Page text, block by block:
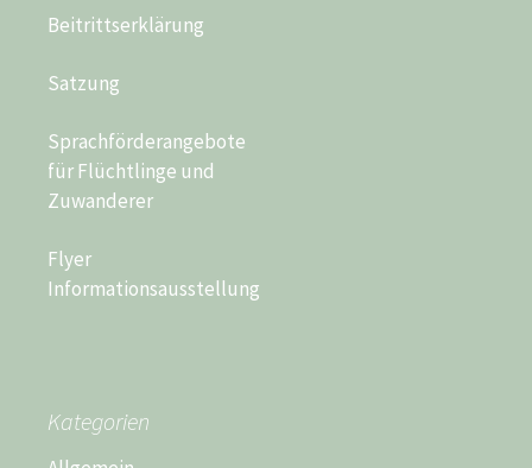
Beitrittserklärung
Satzung
Sprachförderangebote
für Flüchtlinge und
Zuwanderer
Flyer
Informationsausstellung
Kategorien